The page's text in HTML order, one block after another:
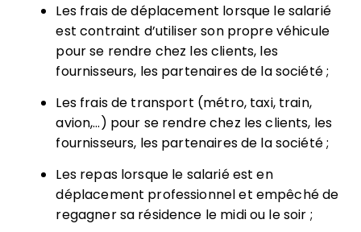
Les frais de déplacement lorsque le salarié
est contraint d’utiliser son propre véhicule
pour se rendre chez les clients, les
fournisseurs, les partenaires de la société ;
Les frais de transport (métro, taxi, train,
avion,…) pour se rendre chez les clients, les
fournisseurs, les partenaires de la société ;
Les repas lorsque le salarié est en
déplacement professionnel et empêché de
regagner sa résidence le midi ou le soir ;